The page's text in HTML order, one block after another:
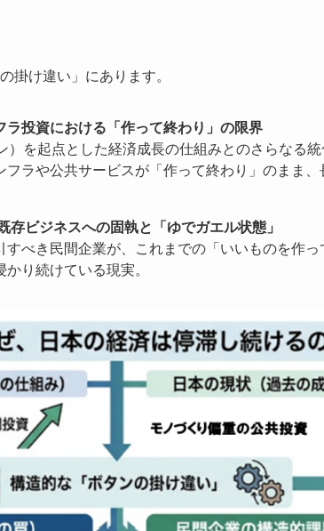
掛け違い」にあります。
投資における「作って終わり」の限界
）を起点とした経済成長の仕組みとのさらなる
ラや公共サービスが「作って終わり」のまま
既存ビジネスへの固執と「ゆでガエル状態」
べき民間企業が、これまでの「いいものを作
り続けている現実。